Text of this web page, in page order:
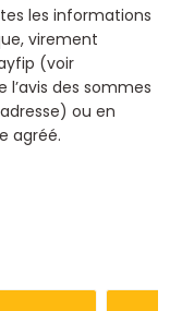
les informations
virement
(voir
des sommes
ou en
agréé.